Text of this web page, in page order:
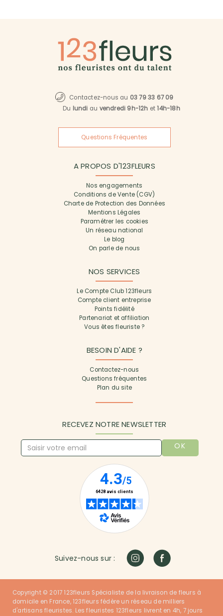
Contactez-nous au 03 79 33 67 09
Du lundi au vendredi 9h-12h et14h-18h
Questions Fréquentes
A PROPOS D'123FLEURS
Nos engagements
Conditions de Vente (CGV)
Charte de Protection des Données
Mentions Légales
Paramétrer les cookies
Un réseau national
Le blog
On parle de nous
NOS SERVICES
Le Compte Club 123fleurs
Compte client entreprise
Points fidélité
Partenariat et affiliation
Vous êtes fleuriste ?
BESOIN D'AIDE ?
Contactez-nous
Questions fréquentes
Plan du site
RECEVEZ NOTRE NEWSLETTER
OK
Suivez-nous sur :
Copyright © 2017 123fleurs Spécialiste de la livraison de fleurs à
domicile en France, 123fleurs fédère un réseau de milliers
d'artisans fleuristes. Les fleuristes 123fleurs livrent en 4h, 7 jours